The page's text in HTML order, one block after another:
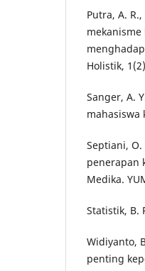
Putra, A.
Holistik,
Sanger, A.
mahasiswa
Septiani,
penerapan
Medika.
Statistik, B.
Widiyanto,
penting